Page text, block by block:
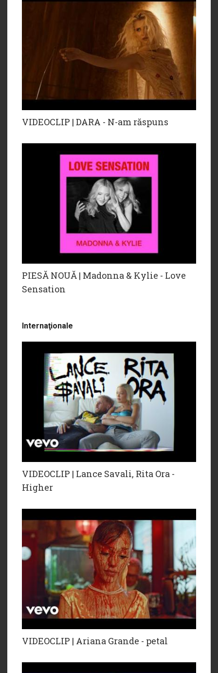
VIDEOCLIP | DARA - N-am răspuns
PIESĂ NOUĂ | Madonna & Kylie - Love
Sensation
Internaţionale
VIDEOCLIP | Lance Savali, Rita Ora -
Higher
VIDEOCLIP | Ariana Grande - petal